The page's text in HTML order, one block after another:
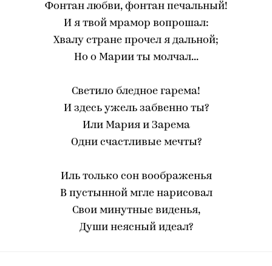
Фонтан любви, фонтан печальный!
И я твой мрамор вопрошал:
Хвалу стране прочел я дальной;
Но о Марии ты молчал...
Светило бледное гарема!
И здесь ужель забвенно ты?
Или Мария и Зарема
Одни счастливые мечты?
Иль только сон воображенья
В пустынной мгле нарисовал
Свои минутные виденья,
Души неясный идеал?